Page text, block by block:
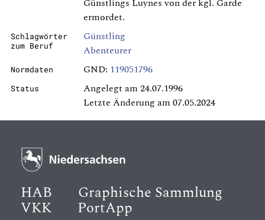
Günstlings Luynes von der kgl. Garde
ermordet.
Schlagwörter
zum Beruf
Günstling
Abenteurer
Normdaten GND: 119051796
Status
Angelegt am 24.07.1996
Letzte Änderung am 07.05.2024
HAB Graphische Sammlung
VKK PortApp